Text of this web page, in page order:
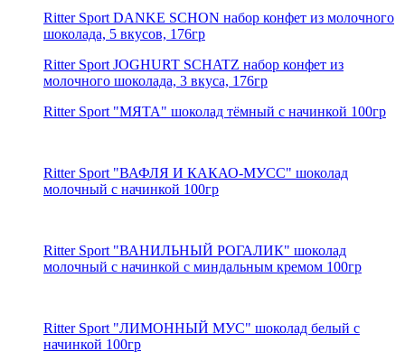
Ritter Sport DANKE SCHON набор конфет из молочного
шоколада, 5 вкусов, 176гр
Ritter Sport JOGHURT SCHATZ набор конфет из
молочного шоколада, 3 вкуса, 176гр
Ritter Sport "МЯТА" шоколад тёмный c начинкой 100гр
Ritter Sport "ВАФЛЯ И КАКАО-МУСС" шоколад
молочный c начинкой 100гр
Ritter Sport "ВАНИЛЬНЫЙ РОГАЛИК" шоколад
молочный с начинкой с миндальным кремом 100гр
Ritter Sport "ЛИМОННЫЙ МУС" шоколад белый с
начинкой 100гр